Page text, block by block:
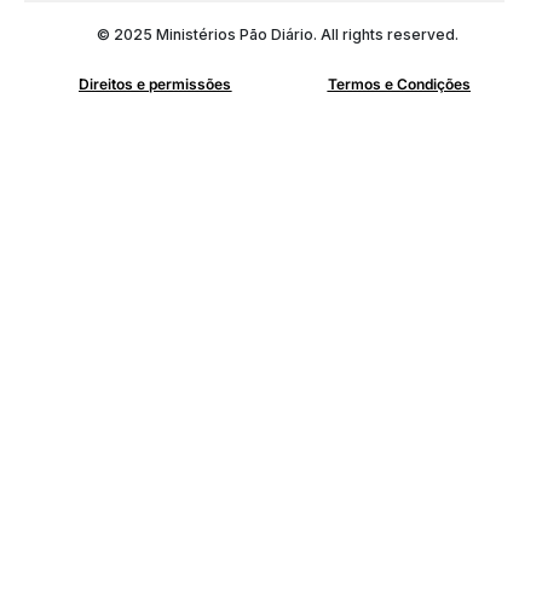
© 2025 Ministérios Pão Diário. All rights reserved.
Direitos e permissões Termos e Condições